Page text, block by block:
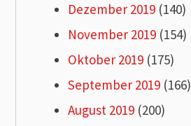
Dezember 2019 (140)
November 2019 (154)
Oktober 2019 (175)
September 2019 (166)
August 2019 (200)